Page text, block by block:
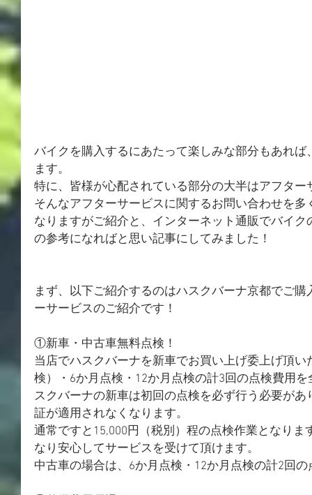
バイクを購入するにあたって楽しみな部分もあれ
ます。
特に、皆様が心配されている部分の大半はアフタ
そんなアフターサービスに関するお問い合わせを
なりますがご紹介と、インターネット通販でバイ
の参考になればと思い記事にしてみました！
まず、以下ご紹介するのはハスクバーナ京都でご
ーサービスのご紹介です！
①新車・中古車無料点検！
当店でハスクバーナを新車でお買い上げ委上げ頂い
検）・6か月点検・12か月点検の計3回の点検費用
スクバーナの新車は初回の点検を必ず行う必要が
証が適用されなくなります。
通常ですと15,000円（税別）程の点検作業となり
なり安心してサービスを受けて頂けます。
中古車の場合は、6か月点検・12か月点検の計2回